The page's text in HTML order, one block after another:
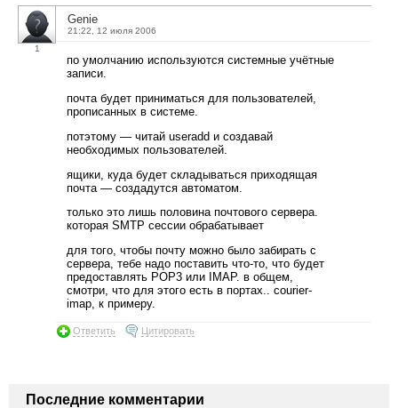
1
Genie
21:22, 12 июля 2006
по умолчанию используются системные учётные
записи.
почта будет приниматься для пользователей,
прописанных в системе.
потэтому — читай useradd и создавай
необходимых пользователей.
ящики, куда будет складываться приходящая
почта — создадутся автоматом.
только это лишь половина почтового сервера.
которая SMTP сессии обрабатывает
для того, чтобы почту можно было забирать с
сервера, тебе надо поставить что-то, что будет
предоставлять POP3 или IMAP. в общем,
смотри, что для этого есть в портах.. courier-
imap, к примеру.
Ответить Цитировать
Последние комментарии